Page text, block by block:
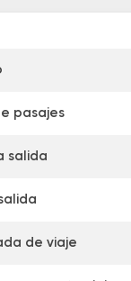
pasajes
salida
de viaje